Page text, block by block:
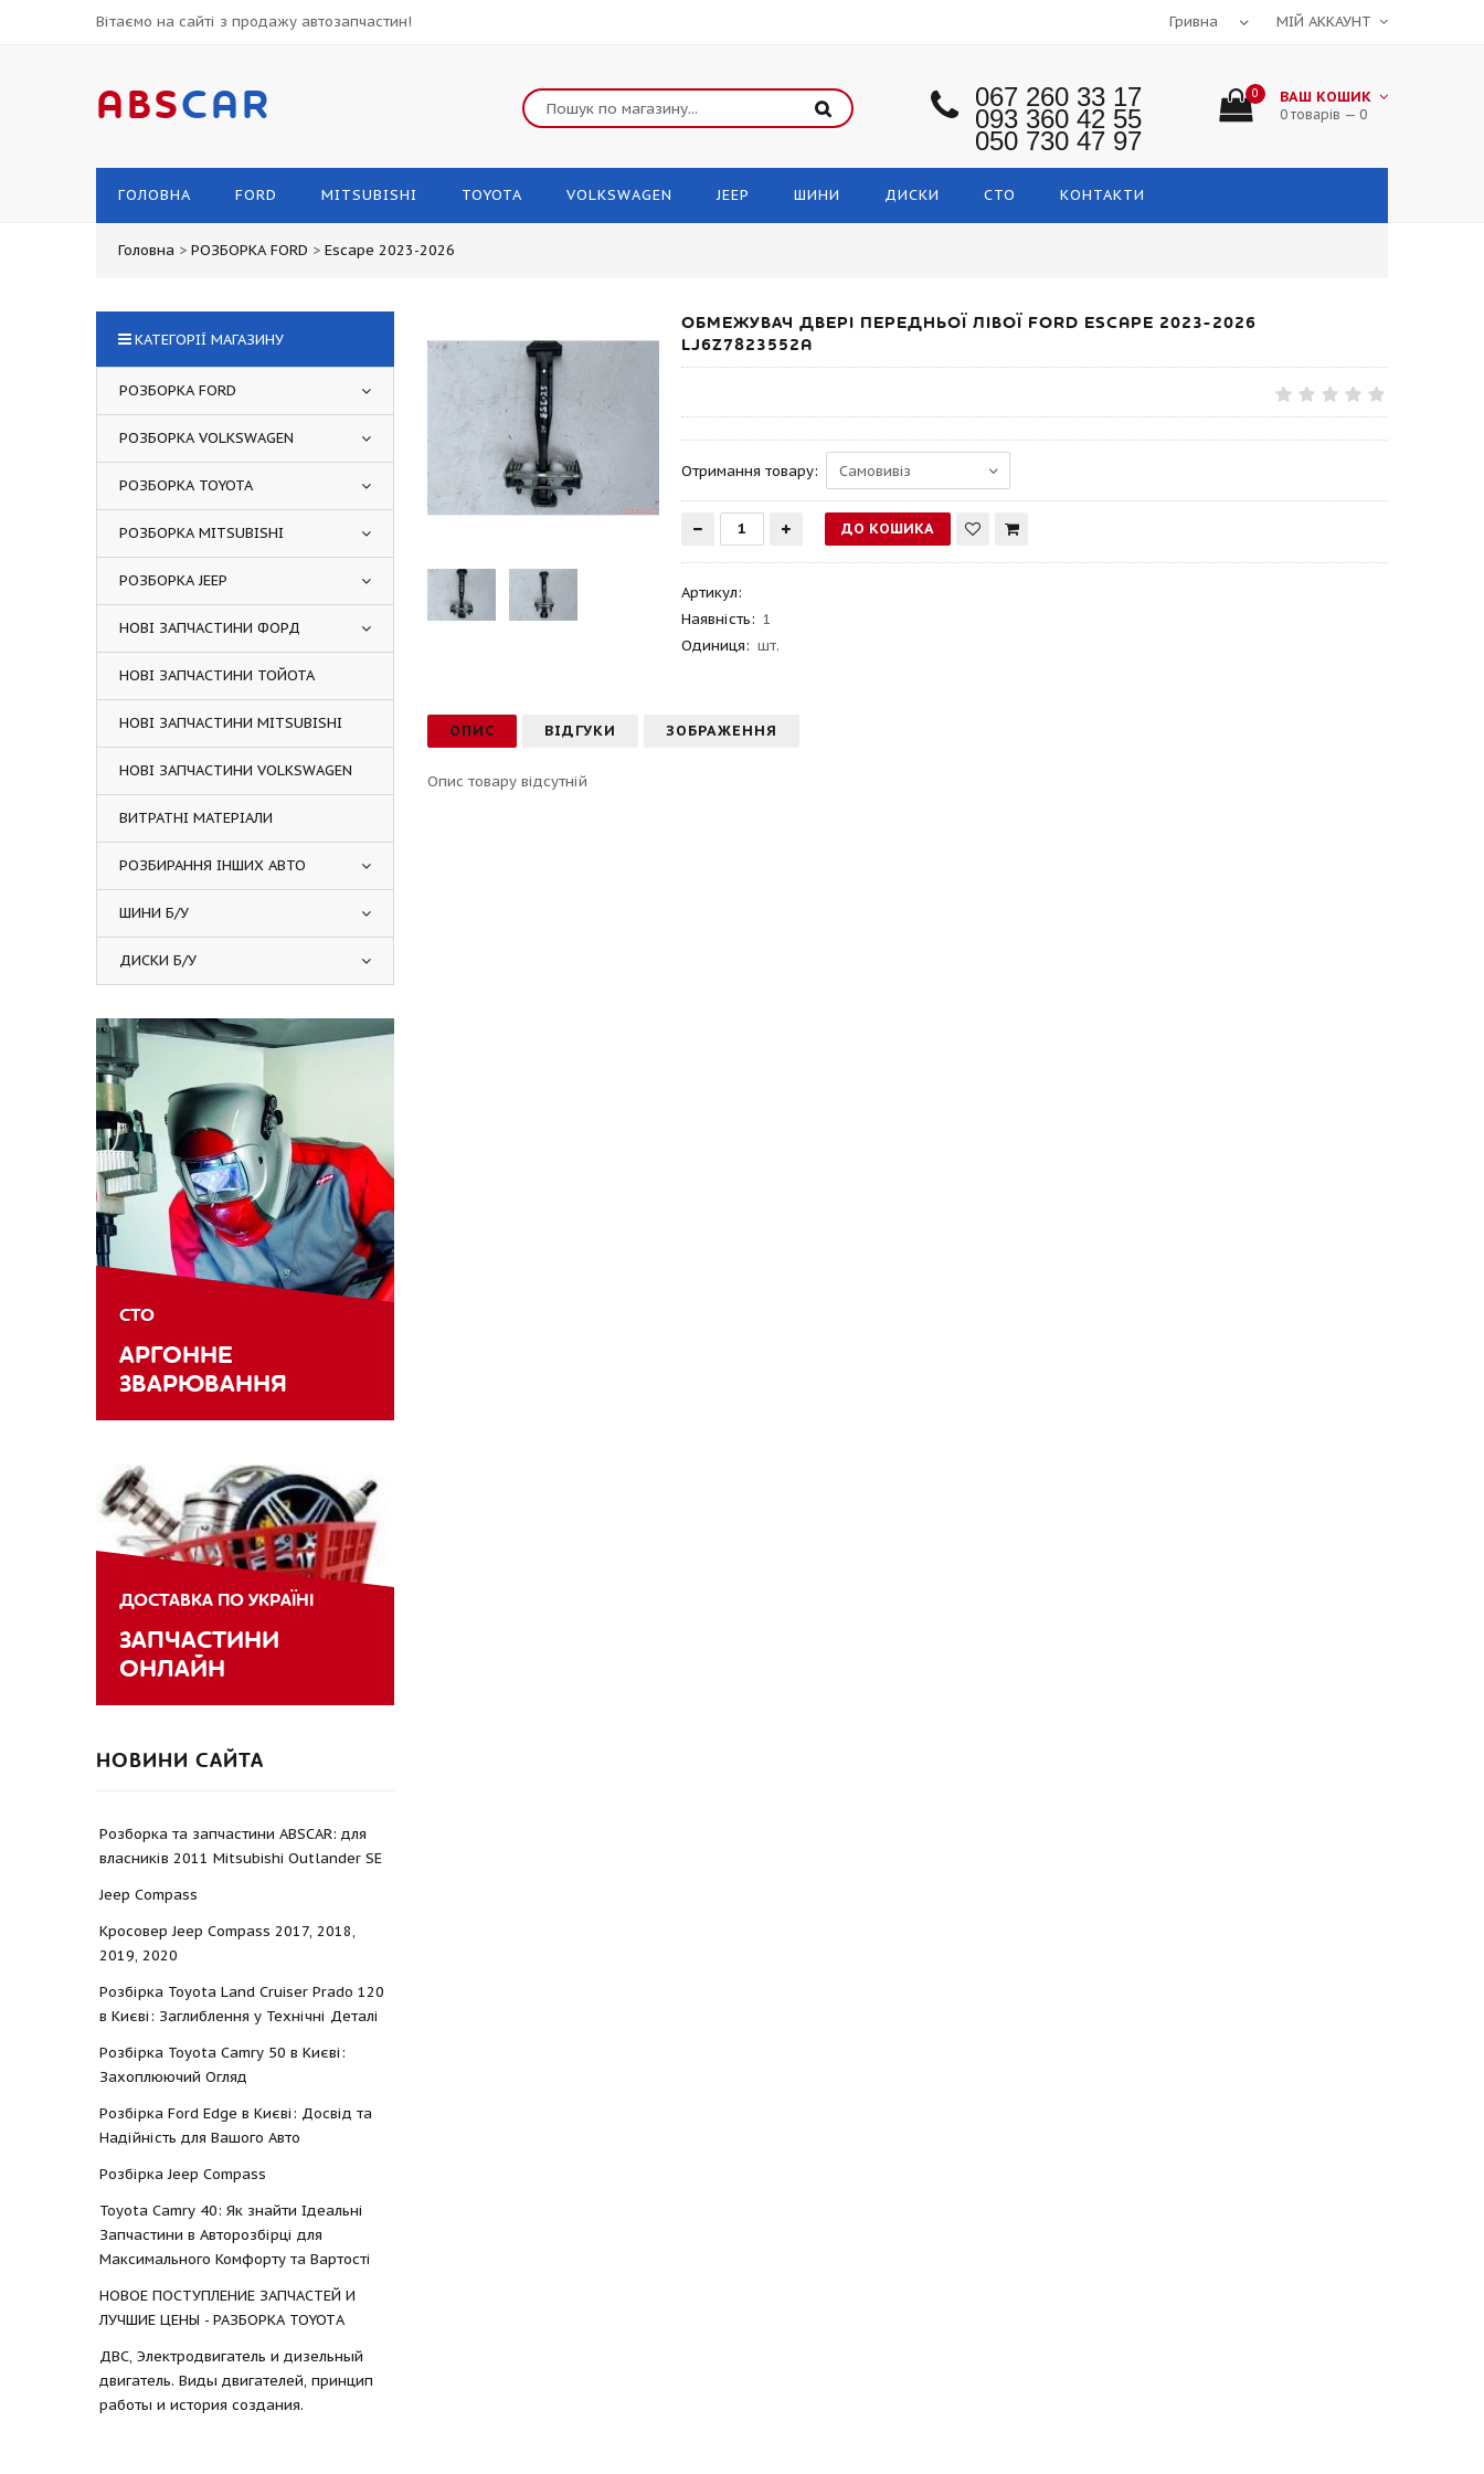
Вітаємо на сайті з продажу автозапчастин! МІЙ АККАУНТ
ABSCAR 067 260 33 17
093 360 42 55
050 730 47 97
0 ВАШ КОШИК
0 товарів — 0
ГОЛОВНА FORD MITSUBISHI TOYOTA VOLKSWAGEN JEEP ШИНИ ДИСКИ СТО КОНТАКТИ
Головна > РОЗБОРКА FORD > Escape 2023-2026
ОБМЕЖУВАЧ ДВЕРІ ПЕРЕДНЬОЇ ЛІВОЇ FORD ESCAPE 2023-2026
LJ6Z7823552A
Отримання товару:
Артикул:
Наявність: 1
Одиниця: шт.
ОПИС ВІДГУКИ ЗОБРАЖЕННЯ
Опис товару відсутній
КАТЕГОРІЇ МАГАЗИНУ
РОЗБОРКА FORD
РОЗБОРКА VOLKSWAGEN
РОЗБОРКА TOYOTA
РОЗБОРКА MITSUBISHI
РОЗБОРКА JEEP
НОВІ ЗАПЧАСТИНИ ФОРД
НОВІ ЗАПЧАСТИНИ ТОЙОТА
НОВІ ЗАПЧАСТИНИ MITSUBISHI
НОВІ ЗАПЧАСТИНИ VOLKSWAGEN
ВИТРАТНІ МАТЕРІАЛИ
РОЗБИРАННЯ ІНШИХ АВТО
ШИНИ Б/У
ДИСКИ Б/У
СТО
АРГОННЕ
ЗВАРЮВАННЯ
ДОСТАВКА ПО УКРАЇНІ
ЗАПЧАСТИНИ
ОНЛАЙН
НОВИНИ САЙТА
Розборка та запчастини ABSCAR: для
власників 2011 Mitsubishi Outlander SE
Jeep Compass
Кросовер Jeep Compass 2017, 2018,
2019, 2020
Розбірка Toyota Land Cruiser Prado 120
в Києві: Заглиблення у Технічні Деталі
Розбірка Toyota Camry 50 в Києві:
Захоплюючий Огляд
Розбірка Ford Edge в Києві: Досвід та
Надійність для Вашого Авто
Розбірка Jeep Compass
Toyota Camry 40: Як знайти Ідеальні
Запчастини в Авторозбірці для
Максимального Комфорту та Вартості
НОВОЕ ПОСТУПЛЕНИЕ ЗАПЧАСТЕЙ И
ЛУЧШИЕ ЦЕНЫ - РАЗБОРКА TOYOTА
ДВС, Электродвигатель и дизельный
двигатель. Виды двигателей, принцип
работы и история создания.